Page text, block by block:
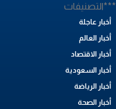
أخبار عاجلة
أخبار العالم
أخبار الاقتصاد
أخبار السعودية
أخبار الرياضة
أخبار الصحة